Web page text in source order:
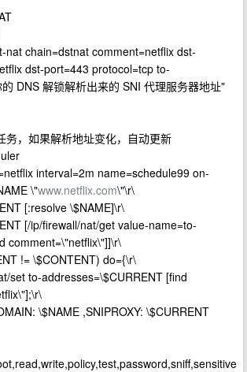
nat chain=dstnat comment=netflix dst-
dst-port=443 protocol=tcp to-
DNS 解锁解析出来的 SNI 代理服务器地址"
务，如果解析地址变化，自动更新
interval=2m name=schedule99 on-
\"www.netflix.com\"\r\
[:resolve \$NAME]\r\
[/ip/firewall/nat/get value-name=to-
comment=\"netflix\"]]\r\
!= \$CONTENT) do={\r\
set to-addresses=\$CURRENT [find
\$NAME ,SNIPROXY: \$CURRENT